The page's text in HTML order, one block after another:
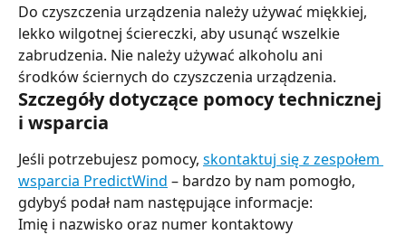
Do czyszczenia urządzenia należy używać miękkiej,
lekko wilgotnej ściereczki, aby usunąć wszelkie
zabrudzenia. Nie należy używać alkoholu ani
środków ściernych do czyszczenia urządzenia.
Szczegóły dotyczące pomocy technicznej
i wsparcia
Jeśli potrzebujesz pomocy, skontaktuj się z zespołem
wsparcia PredictWind – bardzo by nam pomogło,
gdybyś podał nam następujące informacje:
Imię i nazwisko oraz numer kontaktowy